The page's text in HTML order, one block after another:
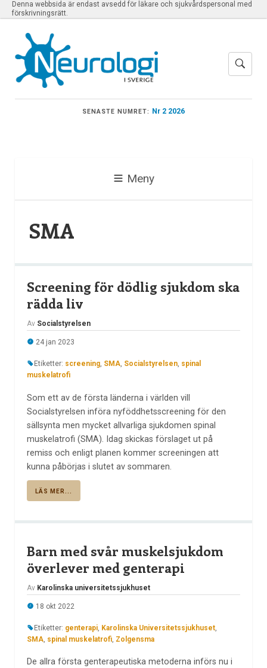
Denna webbsida är endast avsedd för läkare och sjukvårdspersonal med
förskrivningsrätt.
SENASTE NUMRET: Nr 2 2026
Meny
SMA
Screening för dödlig sjukdom ska
rädda liv
Av Socialstyrelsen
24 jan 2023
Etiketter: screening, SMA, Socialstyrelsen, spinal
muskelatrofi
Som ett av de första länderna i världen vill
Socialstyrelsen införa nyföddhetsscreening för den
sällsynta men mycket allvarliga sjukdomen spinal
muskelatrofi (SMA). Idag skickas förslaget ut på
remiss och enligt planen kommer screeningen att
kunna påbörjas i slutet av sommaren.
LÄS MER...
Barn med svår muskelsjukdom
överlever med genterapi
Av Karolinska universitetssjukhuset
18 okt 2022
Etiketter: genterapi, Karolinska Universitetssjukhuset,
SMA, spinal muskelatrofi, Zolgensma
De allra första genterapeutiska metoderna införs nu i